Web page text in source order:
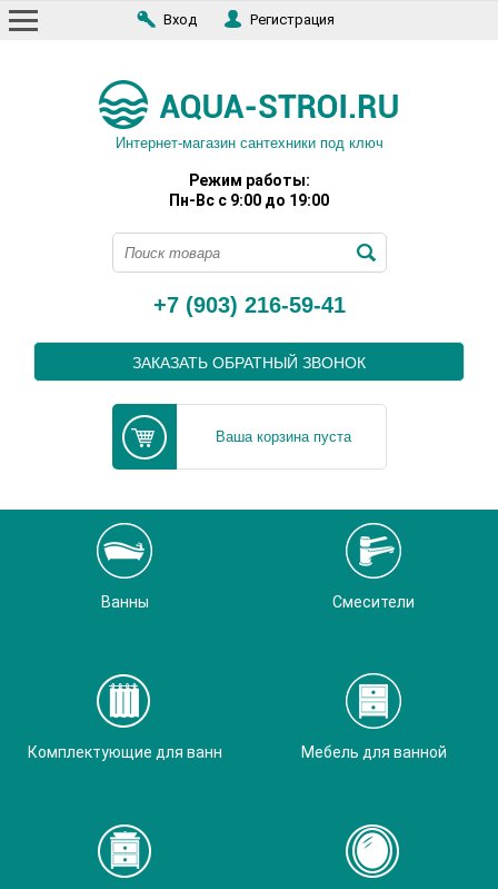
Вход Регистрация
Интернет-магазин сантехники под ключ
Режим работы:
Пн-Вс с 9:00 до 19:00
+7 (903) 216-59-41
ЗАКАЗАТЬ ОБРАТНЫЙ ЗВОНОК
Ваша корзина пуста
Ванны Смесители
Комплектующие для ванн Мебель для ванной